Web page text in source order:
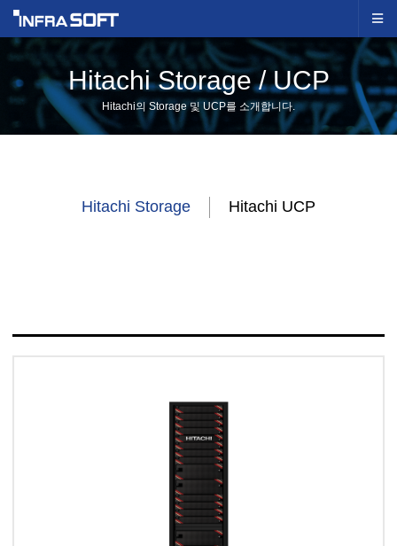
Hitachi Storage / UCP
Hitachi의 Storage 및 UCP를 소개합니다.
Hitachi Storage Hitachi UCP